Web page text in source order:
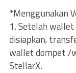
*Menggunakan
1. Setelah
disiapkan,
wallet dompet /
StellarX.